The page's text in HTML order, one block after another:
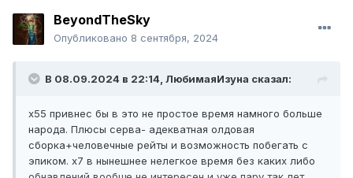
BeyondTheSky
Опубликовано 8 сентября, 2024
В 08.09.2024 в 22:14, ЛюбимаяИзуна сказал:
х55 привнес бы в это не простое время намного больше
народа. Плюсы серва- адекватная олдовая
сборка+человечные рейты и возможность побегать с
эпиком. х7 в нынешнее нелегкое время без каких либо